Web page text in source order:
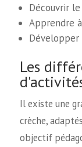
Découvrir
Apprendre
Développer
Les
Il existe une
crèche,
objectif